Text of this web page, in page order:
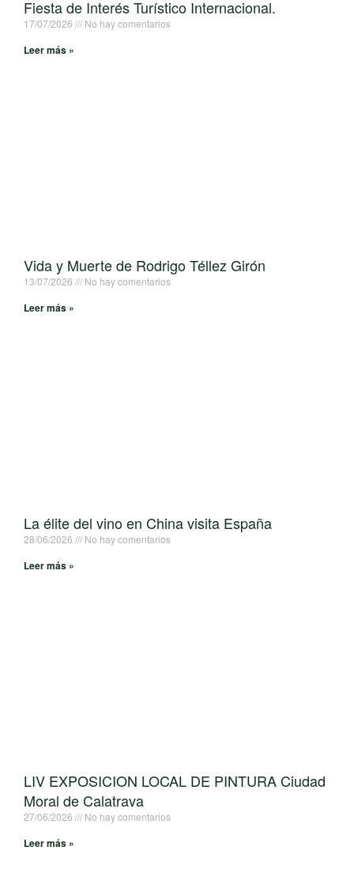
Fiesta de Interés Turístico Internacional.
17/07/2026 No hay comentarios
Leer más »
Vida y Muerte de Rodrigo Téllez Girón
13/07/2026 No hay comentarios
Leer más »
La élite del vino en China visita España
28/06/2026 No hay comentarios
Leer más »
LIV EXPOSICION LOCAL DE PINTURA Ciudad
Moral de Calatrava
27/06/2026 No hay comentarios
Leer más »